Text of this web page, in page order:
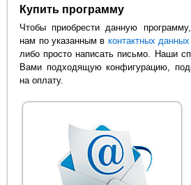
Купить программу
Чтобы приобрести данную
нам по указанным в контактных данных
либо просто написать письмо. Наши
Вами подходящую конфигурацию,
на оплату.